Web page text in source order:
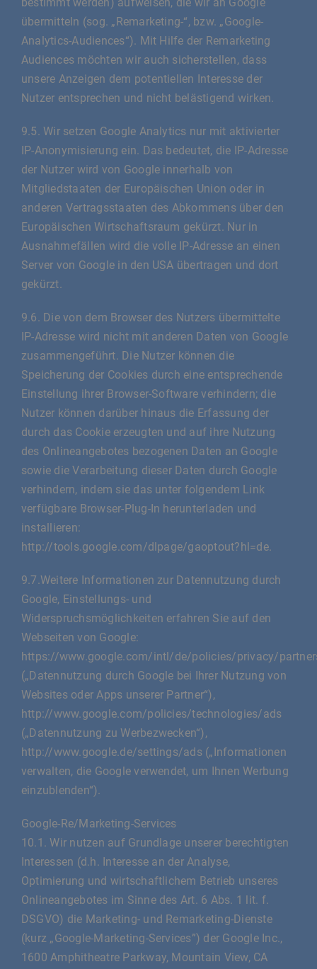
übermitteln (sog. „Remarketing-“, bzw. „Google-
Analytics-Audiences“). Mit Hilfe der Remarketing
Audiences möchten wir auch sicherstellen, dass
unsere Anzeigen dem potentiellen Interesse der
Nutzer entsprechen und nicht belästigend wirken.
9.5. Wir setzen Google Analytics nur mit aktivierter
IP-Anonymisierung ein. Das bedeutet, die IP-Adresse
der Nutzer wird von Google innerhalb von
Mitgliedstaaten der Europäischen Union oder in
anderen Vertragsstaaten des Abkommens über den
Europäischen Wirtschaftsraum gekürzt. Nur in
Ausnahmefällen wird die volle IP-Adresse an einen
Server von Google in den USA übertragen und dort
gekürzt.
9.6. Die von dem Browser des Nutzers übermittelte
IP-Adresse wird nicht mit anderen Daten von Google
zusammengeführt. Die Nutzer können die
Speicherung der Cookies durch eine entsprechende
Einstellung ihrer Browser-Software verhindern; die
Nutzer können darüber hinaus die Erfassung der
durch das Cookie erzeugten und auf ihre Nutzung
des Onlineangebotes bezogenen Daten an Google
sowie die Verarbeitung dieser Daten durch Google
verhindern, indem sie das unter folgendem Link
verfügbare Browser-Plug-In herunterladen und
installieren:
http://tools.google.com/dlpage/gaoptout?hl=de.
9.7.Weitere Informationen zur Datennutzung durch
Google, Einstellungs- und
Widerspruchsmöglichkeiten erfahren Sie auf den
Webseiten von Google:
https://www.google.com/intl/de/policies/privacy/
(„Datennutzung durch Google bei Ihrer Nutzung von
Websites oder Apps unserer Partner“),
http://www.google.com/policies/technologies/ads
(„Datennutzung zu Werbezwecken“),
http://www.google.de/settings/ads („Informationen
verwalten, die Google verwendet, um Ihnen Werbung
einzublenden“).
Google-Re/Marketing-Services
10.1. Wir nutzen auf Grundlage unserer berechtigten
Interessen (d.h. Interesse an der Analyse,
Optimierung und wirtschaftlichem Betrieb unseres
Onlineangebotes im Sinne des Art. 6 Abs. 1 lit. f.
DSGVO) die Marketing- und Remarketing-Dienste
(kurz „Google-Marketing-Services”) der Google Inc.,
1600 Amphitheatre Parkway, Mountain View, CA